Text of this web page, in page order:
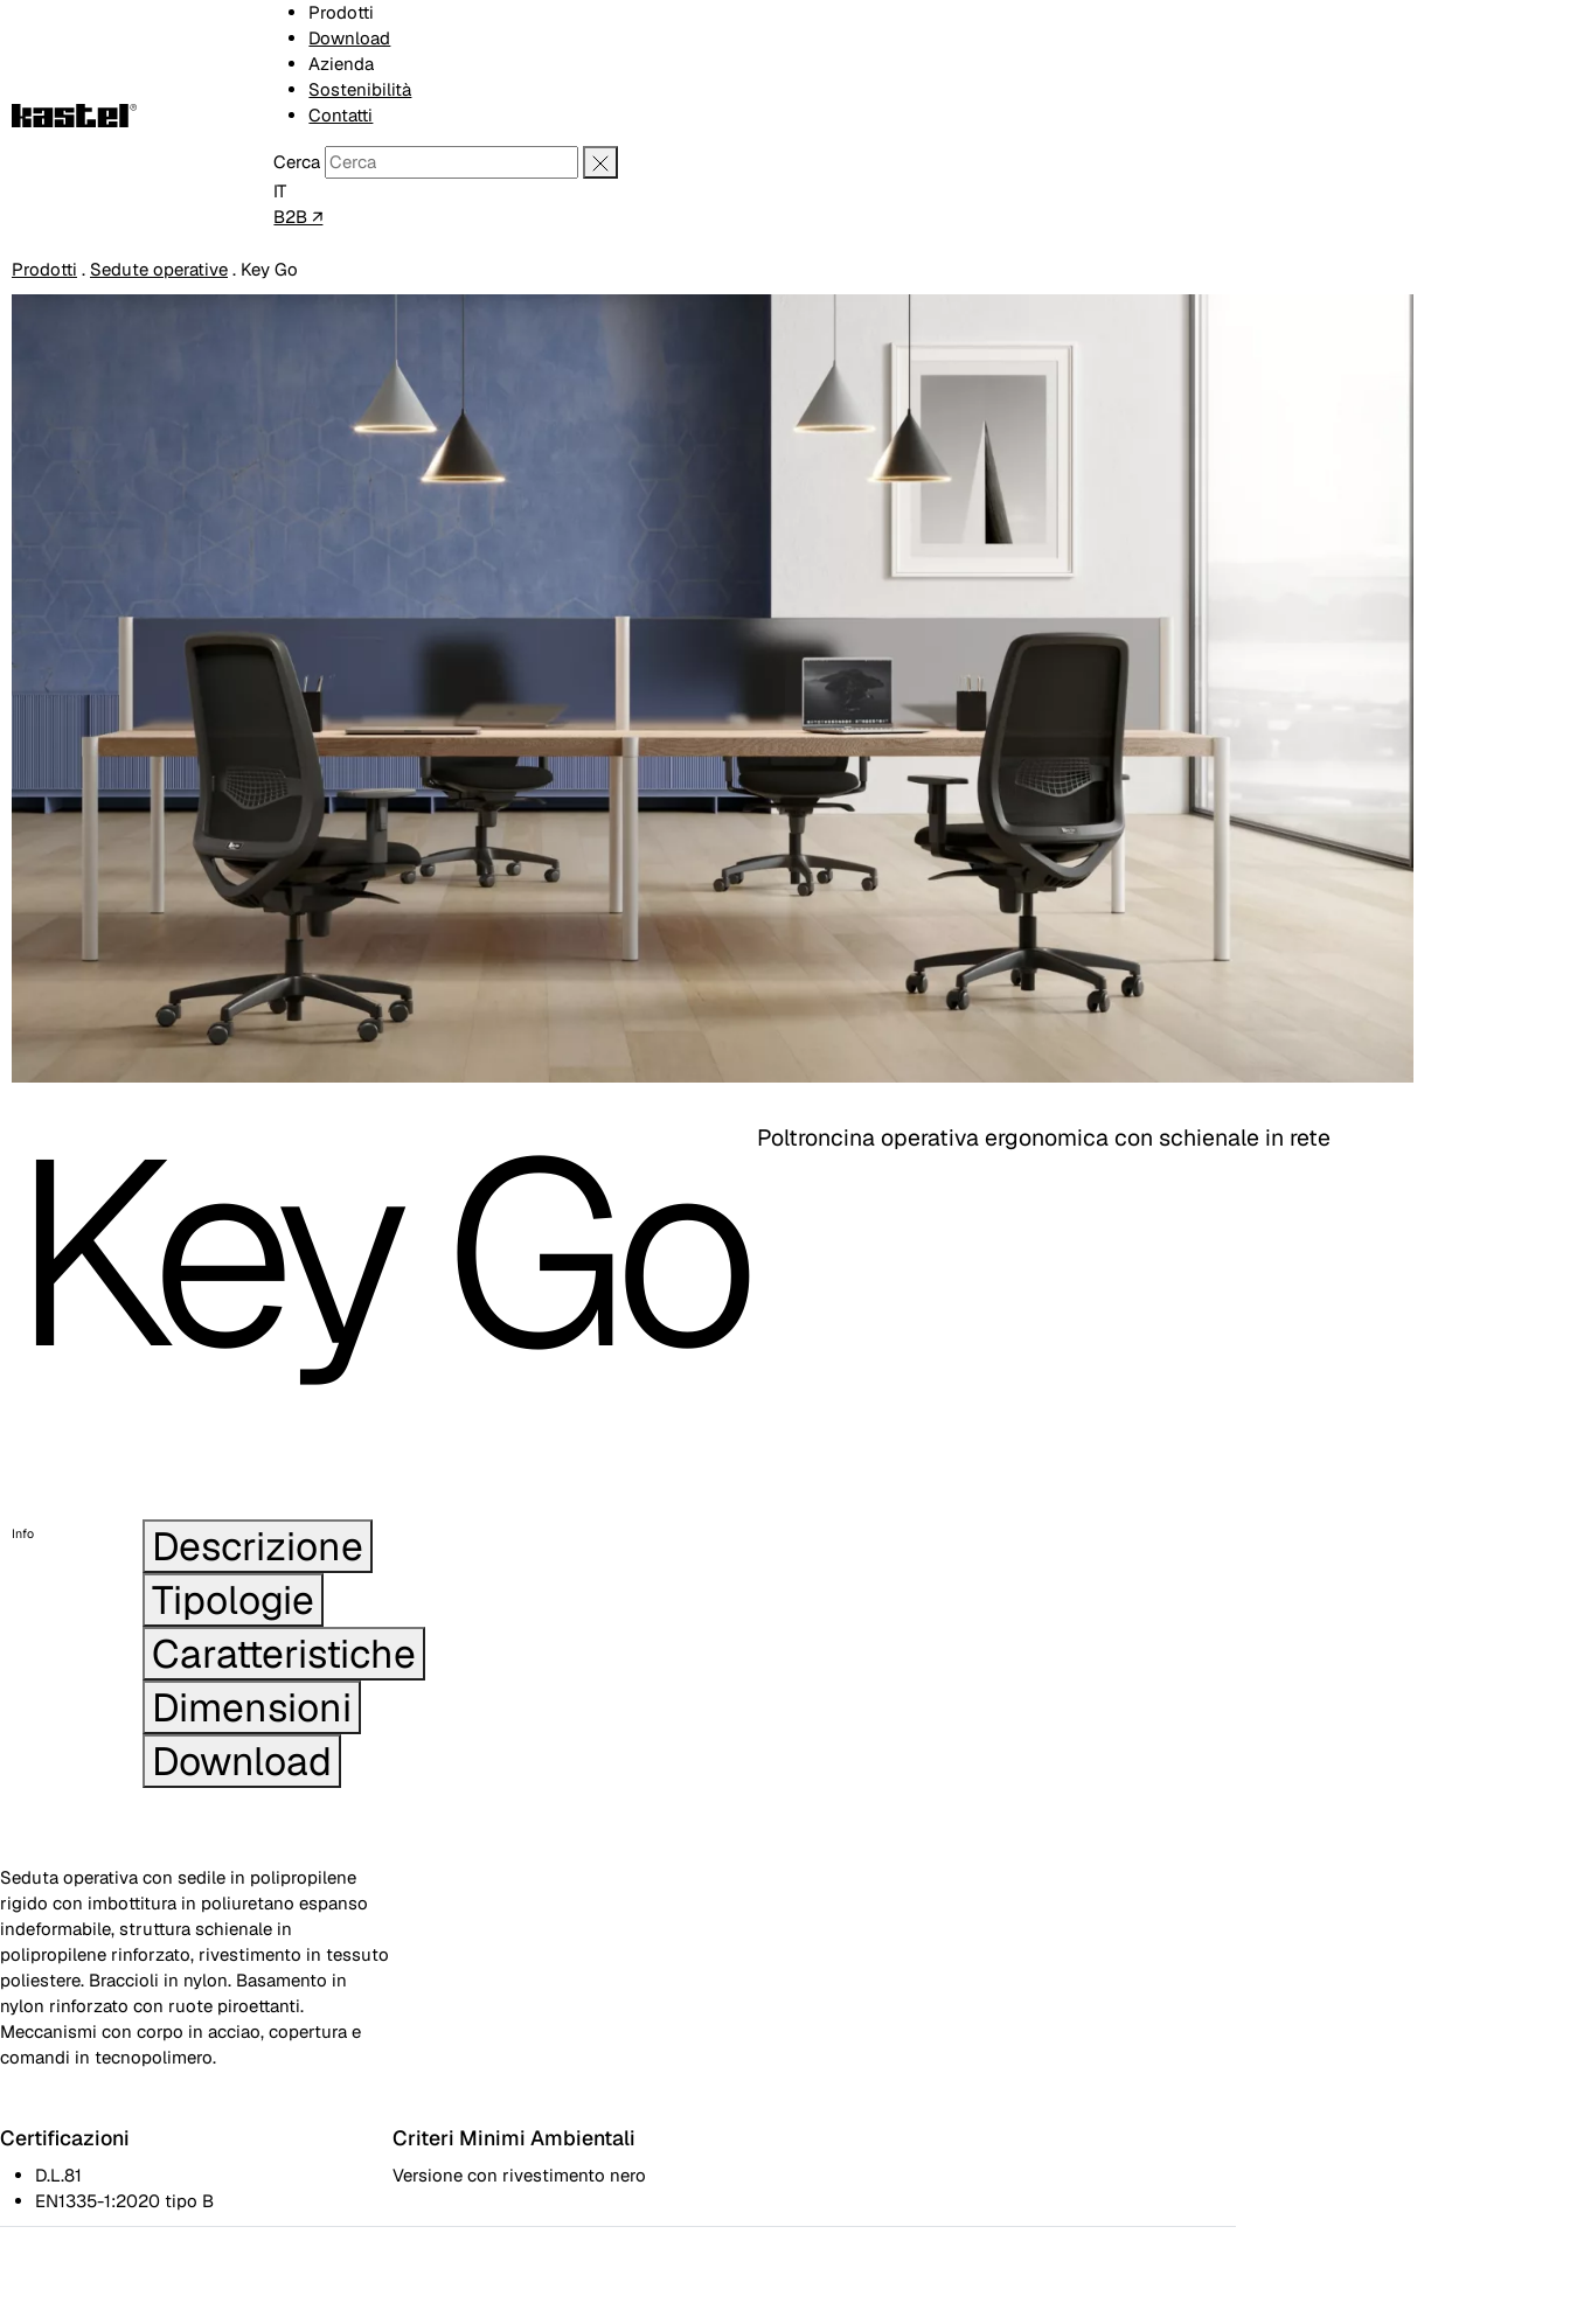
Prodotti
Download
Azienda
Sostenibilità
Contatti
Cerca
IT
B2B ↗
Prodotti . Sedute operative . Key Go
Key Go Poltroncina operativa ergonomica con schienale in rete
Info
Descrizione
Tipologie
Caratteristiche
Dimensioni
Download
Seduta operativa con sedile in polipropilene
rigido con imbottitura in poliuretano espanso
indeformabile, struttura schienale in
polipropilene rinforzato, rivestimento in tessuto
poliestere. Braccioli in nylon. Basamento in
nylon rinforzato con ruote piroettanti.
Meccanismi con corpo in acciao, copertura e
comandi in tecnopolimero.
Certificazioni
D.L.81
EN1335-1:2020 tipo B
Criteri Minimi Ambientali
Versione con rivestimento nero